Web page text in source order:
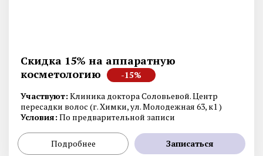
Скидка 15% на аппаратную
косметологию
-15%
Участвуют: Клиника доктора Соловьевой. Центр
пересадки волос (г. Химки, ул. Молодежная 63, к1 )
Условия: По предварительной записи
Подробнее Записаться